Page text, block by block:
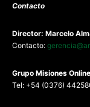
Contacto
Director: Marcelo
Contacto:
Grupo Misiones
Tel: +54 (0376)